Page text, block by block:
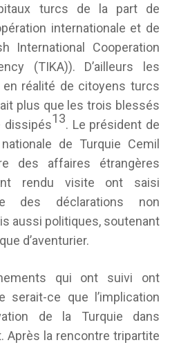
turcs de la part de
internationale et de
International Cooperation
(TIKA)). D’ailleurs les
en réalité de citoyens turcs
plus que les trois blessés
dissipés13. Le président de
de Turquie Cemil
des affaires étrangères
rendu visite ont saisi
des déclarations non
aussi politiques, soutenant
d’aventurier.
qui ont suivi ont
serait-ce que l’implication
de la Turquie dans
Après la rencontre tripartite